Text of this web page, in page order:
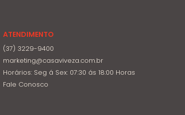
ATENDIMENTO
(37) 3229-9400
marketing@casaviveza.com.br
Horários: Seg á Sex: 07:30 ás 18:00 Horas
Fale Conosco